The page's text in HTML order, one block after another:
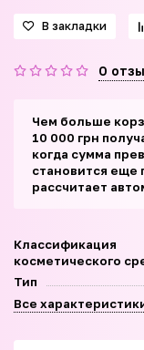
В закладки
0
Чем больше
10 000 грн
когда сумма
становится еще
рассчитает
Классификация
косметического
Тип
Все